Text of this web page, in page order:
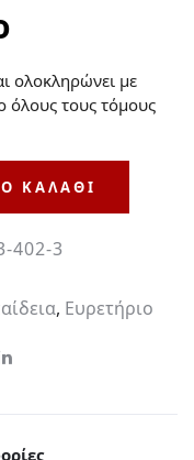
ολοκληρώνει με
όλους τους τόμους
ΚΑΛΆΘΙ
402-3
, Ευρετήριο